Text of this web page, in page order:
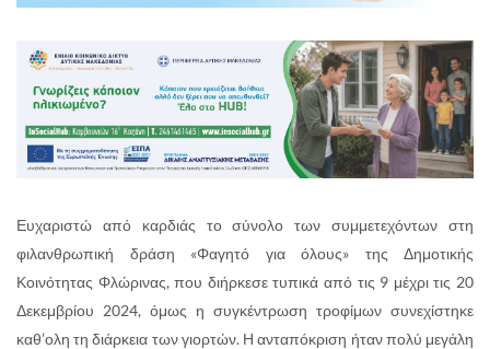
Ευχαριστώ από καρδιάς το σύνολο των συμμετεχόντων στη
φιλανθρωπική δράση «Φαγητό για όλους» της Δημοτικής
Κοινότητας Φλώρινας, που διήρκεσε τυπικά από τις 9 μέχρι τις 20
Δεκεμβρίου 2024, όμως η συγκέντρωση τροφίμων συνεχίστηκε
καθ’ολη τη διάρκεια των γιορτών. Η ανταπόκριση ήταν πολύ μεγάλη